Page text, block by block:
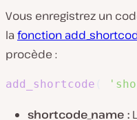
Vous enregistrez un
la fonction
procède :
add_shortcode
shortcode_name :